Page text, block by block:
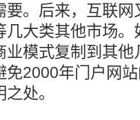
要。后来，互联
几大类其他市场
业模式复制到其
免2000年门户网
处。